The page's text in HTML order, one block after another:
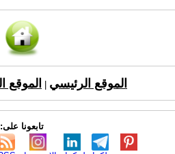
الموقع الرئيسي الموقع
تابعونا على: